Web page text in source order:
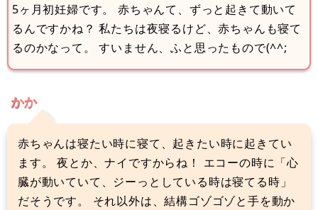
5ヶ月初妊婦です。 赤ちゃんて、ずっと起きて動いて
るんですかね？ 私たちは夜寝るけど、赤ちゃんも寝て
るのかなって。 すいません、ふと思ったもので(^^;
かか
赤ちゃんは寝たい時に寝て、起きたい時に起きてい
ます。 夜とか、ナイですからね！ エコーの時に「心
臓が動いていて、ジーっとしている時は寝てる時」
だそうです。 それ以外は、結構ゴゾゴゾと手を動か